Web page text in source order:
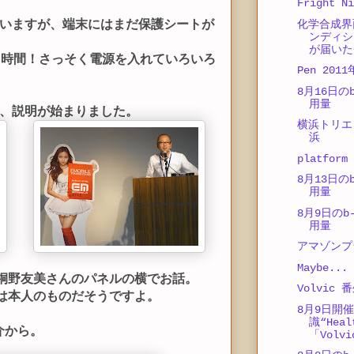
ますが、端末にはまだ保護シートが
間！さっそく電源を入れていろいろ
説明が始まりました。
友美さんのパネルの横でお話。
本人のものだそうですよ。
ら。
Fright
化学合成
ンディ
が届い
Pen 2011
8月16日
用量
横浜トリ
浜
platform
8月13日
用量
8月9日の
用量
アマゾン
Maybe...
Volvic 番
8月9日開
識
「